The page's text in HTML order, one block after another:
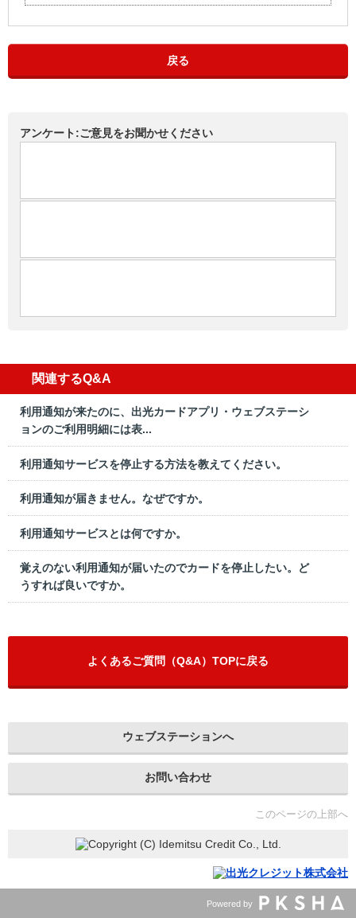
戻る
アンケート:ご意見をお聞かせください
関連するQ&A
利用通知が来たのに、出光カードアプリ・ウェブステーシ
ョンのご利用明細には表...
利用通知サービスを停止する方法を教えてください。
利用通知が届きません。なぜですか。
利用通知サービスとは何ですか。
覚えのない利用通知が届いたのでカードを停止したい。ど
うすれば良いですか。
よくあるご質問（Q&A）TOPに戻る
ウェブステーションへ
お問い合わせ
このページの上部へ
Powered by